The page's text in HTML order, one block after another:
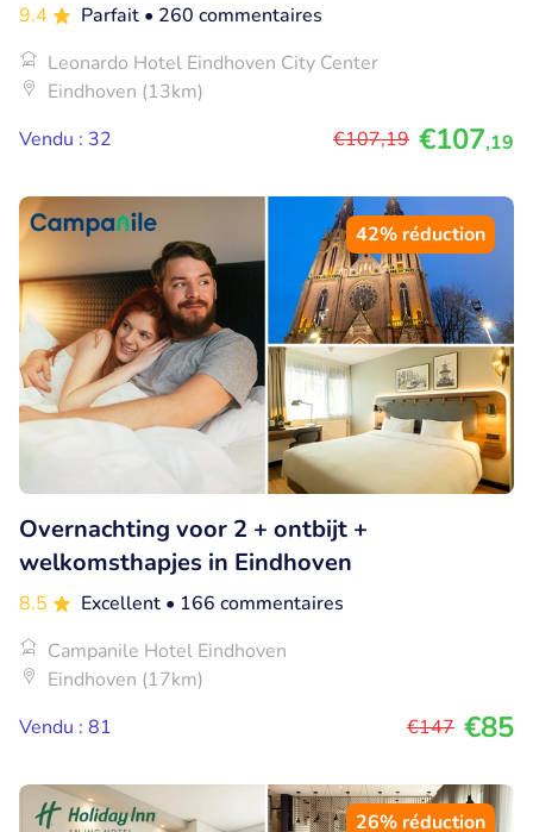
9.4 Parfait • 260 commentaires
Leonardo Hotel Eindhoven City Center
Eindhoven (13km)
Vendu : 32
€107,19 €107,19
42% réduction
Overnachting voor 2 + ontbijt +
welkomsthapjes in Eindhoven
8.5 Excellent • 166 commentaires
Campanile Hotel Eindhoven
Eindhoven (17km)
Vendu : 81
€147 €85
26% réduction